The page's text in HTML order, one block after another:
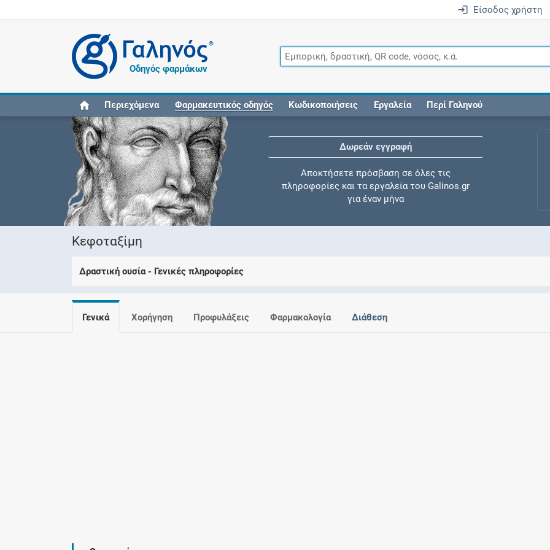
Είσοδος χρήστη
®
Οδηγός φαρμάκων
Περιεχόμενα Φαρμακευτικός οδηγός Κωδικοποιήσεις Εργαλεία Περί Γαληνού
Δωρεάν εγγραφή
Αποκτήσετε πρόσβαση σε όλες τις
πληροφορίες και τα εργαλεία του Galinos.gr
για έναν μήνα
Κεφοταξίμη
Δραστική ουσία - Γενικές πληροφορίες
Γενικά Χορήγηση Προφυλάξεις Φαρμακολογία Διάθεση